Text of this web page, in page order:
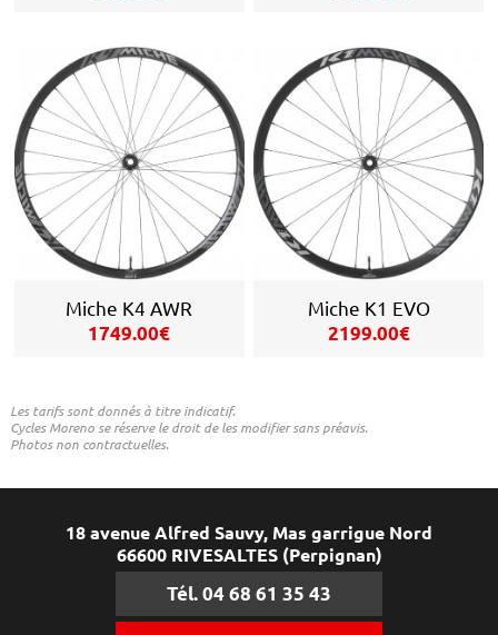
Miche K4 AWR
1749.00€
Miche K1 EVO
2199.00€
Les tarifs sont donnés à titre indicatif.
Cycles Moreno se réserve le droit de les modifier sans préavis.
Photos non contractuelles.
18 avenue Alfred Sauvy, Mas garrigue Nord
66600 RIVESALTES (Perpignan)
Tél. 04 68 61 35 43